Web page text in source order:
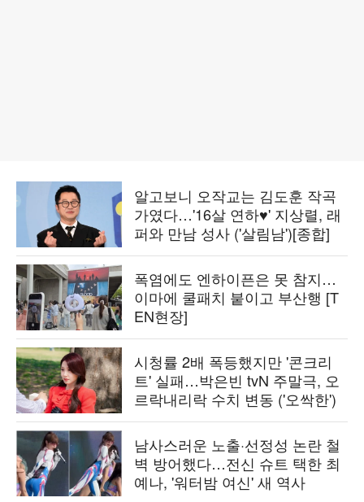
알고보니 오작교는 김도훈 작곡
가였다…'16살 연하♥' 지상렬, 래
퍼와 만남 성사 ('살림남')[종합]
폭염에도 엔하이픈은 못 참지…
이마에 쿨패치 붙이고 부산행 [T
EN현장]
시청률 2배 폭등했지만 '콘크리
트' 실패…박은빈 tvN 주말극, 오
르락내리락 수치 변동 ('오싹한')
남사스러운 노출·선정성 논란 철
벽 방어했다…전신 슈트 택한 최
예나, '워터밤 여신' 새 역사